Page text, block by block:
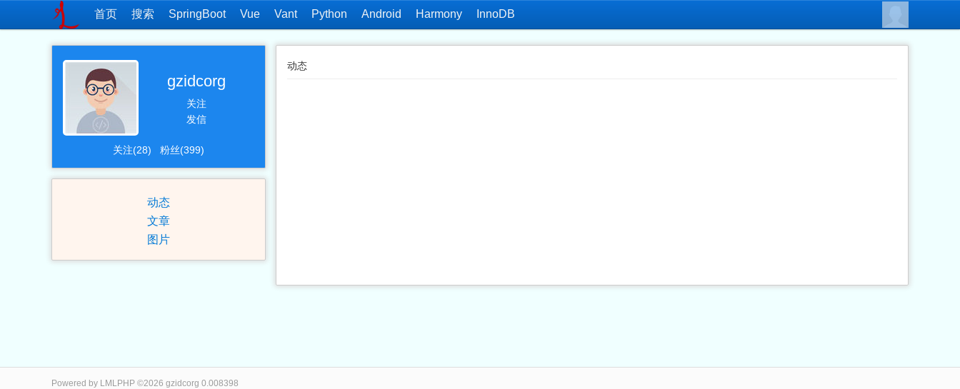
首页 搜索 SpringBoot Vue Vant Python Android Harmony InnoDB
gzidcorg
关注
发信
关注(28) 粉丝(399)
动态
文章
图片
动态
Powered by LMLPHP ©2026 gzidcorg 0.008398